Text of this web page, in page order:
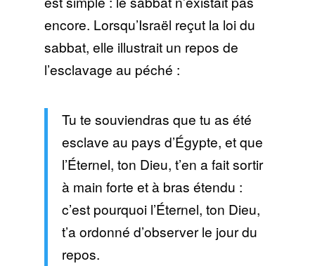
encore. Lorsqu’Israël reçut la loi du
sabbat, elle illustrait un repos de
l’esclavage au péché :
Tu te souviendras que tu as été
esclave au pays d’Égypte, et que
l’Éternel, ton Dieu, t’en a fait sortir
à main forte et à bras étendu :
c’est pourquoi l’Éternel, ton Dieu,
t’a ordonné d’observer le jour du
repos.